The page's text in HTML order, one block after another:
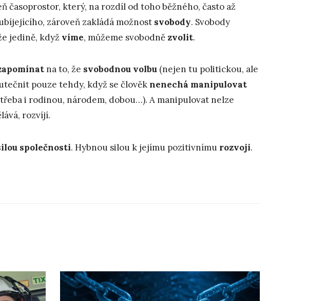
časoprostor, který, na rozdíl od toho běžného, často až
zároveň zakládá možnost svobody. Svobody
jedině, když víme, můžeme svobodně zvolit.
na to, že svobodnou volbu (nejen tu politickou, ale
pouze tehdy, když se člověknenechá manipulovat
i rodinou, národem, dobou…). A manipulovat nelze
rozvíjí.
společnosti. Hybnou silou k jejímu pozitivnímu rozvoji.